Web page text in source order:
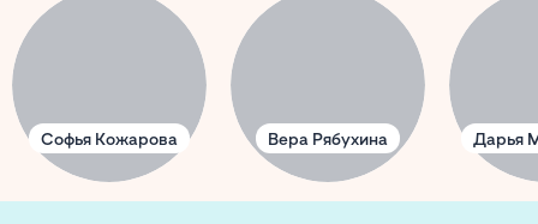
Софья Кожарова Вера Рябухина Дарья